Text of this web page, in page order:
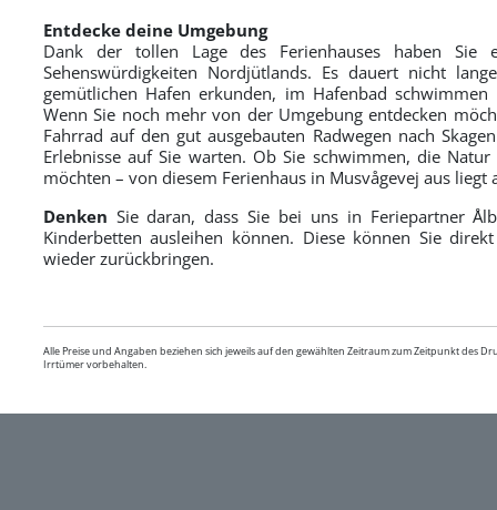
Entdecke deine Umgebung
Dank der tollen Lage des Ferienhauses haben Sie
Sehenswürdigkeiten Nordjütlands. Es dauert nicht
gemütlichen Hafen erkunden, im Hafenbad
Wenn Sie noch mehr von der Umgebung entdecken
Fahrrad auf den gut ausgebauten Radwegen nach
Erlebnisse auf Sie warten. Ob Sie schwimmen, die
möchten – von diesem Ferienhaus in Musvågevej aus liegt
Denken Sie daran, dass Sie bei uns in Feriepartner
Kinderbetten ausleihen können. Diese können Sie
wieder zurückbringen.
Alle Preise und Angaben beziehen sich jeweils auf den gewählten Zeitraum zum Zeitpunkt des
Irrtümer vorbehalten.